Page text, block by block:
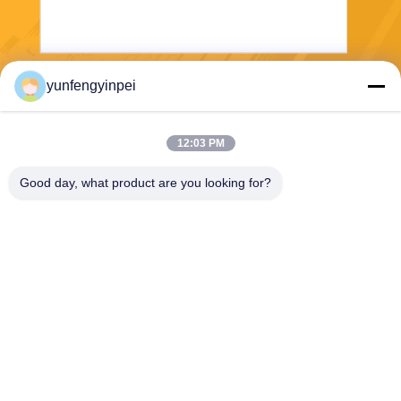
yunfengyinpei
12:03 PM
Good day, what product are you looking for?